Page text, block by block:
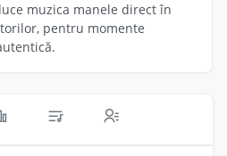
muzica manele direct în
pentru momente